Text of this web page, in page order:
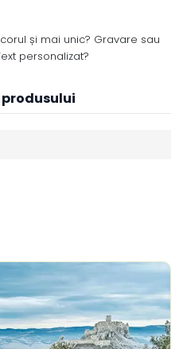
și mai unic? Gravare sau
personalizat?